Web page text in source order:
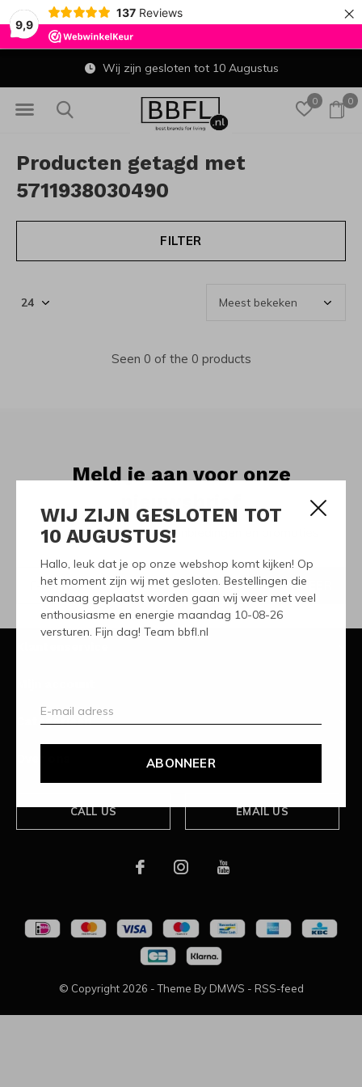
9,9
137 Reviews ×
WIJ ZIJN GESLOTEN TOT
10 AUGUSTUS!
Hallo, leuk dat je op onze webshop komt kijken! Op
het moment zijn wij met gesloten. Bestellingen die
vandaag geplaatst worden gaan wij weer met veel
enthousiasme en energie maandag 10-08-26
versturen. Fijn dag! Team bbfl.nl
ABONNEER
0 0
Wij zijn gesloten tot 10 Augustus
Producten getagd met
5711938030490
FILTER
Seen 0 of the 0 products
Meld je aan voor onze
Ontvang de nieuwste aanbiedingen en promoties
ABONNEER
Categorieën
CALL US EMAIL US
© Copyright 2026 - Theme By DMWS - RSS-feed